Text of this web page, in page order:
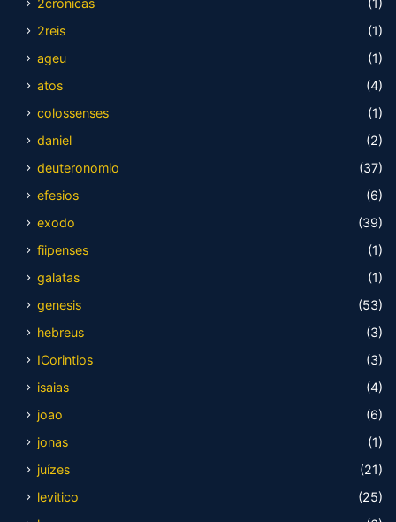
2cronicas
(1)
2reis
(1)
ageu
(1)
atos
(4)
colossenses
(1)
daniel
(2)
deuteronomio
(37)
efesios
(6)
exodo
(39)
fiipenses
(1)
galatas
(1)
genesis
(53)
hebreus
(3)
ICorintios
(3)
isaias
(4)
joao
(6)
jonas
(1)
juízes
(21)
levitico
(25)